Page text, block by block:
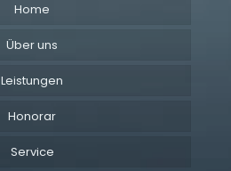
Home
Über uns
Leistungen
Honorar
Service